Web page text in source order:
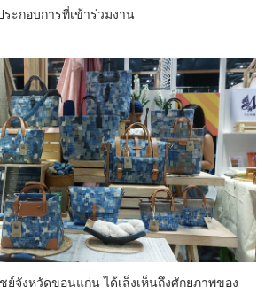
ะกอบการที่เข้าร่วมงาน
จังหวัดขอนแก่น ได้เล็งเห็นถึงศักยภาพของ